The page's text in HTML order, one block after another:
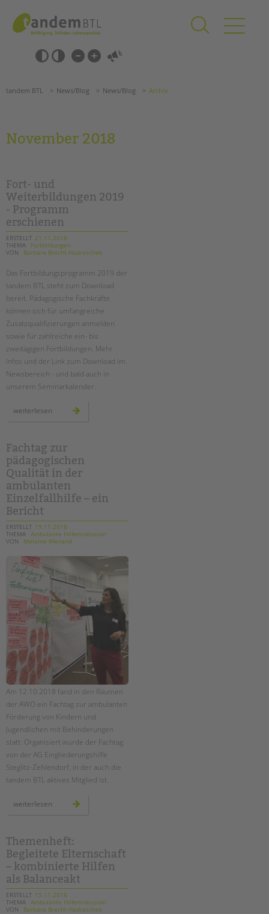
springen
Barrierefrei-
Einstellungen
überspringen
überspringen
Förderzentren
Kollegs
EFöB
Schulbezogene Sozialarbeit
Tagesgruppen
EINGLIEDERUNGSHILFE
BETREUTES WOHNEN
TANDEM BTL AKADEMIE
Zertfikatskurse
Seminarkalender
PROFIL | LEITBILD
Bereiche im Überblick
Kinder- und Jugendschutz
Unsere Videos
Gesellschafter VdK
schoolcoach BTL
tandem international
KARRIERE
Stellenangebote
tandem als Arbeitgeberin
NEWS/BLOG
unkuerzbar
Briefe an Kai
PRESSE
KONTAKT
Impressum
Datenschutz
Hinweisgebersystem
Suchen
tandem BTL News/Blog News/Blog Archiv
November 2018
Fort- und
Weiterbildungen 2019
- Programm
erschienen
ERSTELLT 21.11.2018
THEMA
Fortbildungen
VON
Barbara Brecht-Hadraschek
Das Fortbildungsprogramm 2019 der
tandem BTL steht zum Download
bereit. Pädagogische Fachkräfte
können sich für umfangreiche
Zusatzqualifizierungen anmelden
sowie für zahlreiche ein- bis
zweitägigen Fortbildungen. Mehr
Infos und der Link zum Download im
Newsbereich - und bald auch in
unserem Seminarkalender.
weiterlesen
programm
erschienen
Fachtag zur
pädagogischen
Qualität in der
ambulanten
Einzelfallhilfe – ein
Bericht
ERSTELLT 19.11.2018
THEMA Ambulante HilfenInklusion
VON
Melanie Weiland
Am 12.10.2018 fand in den Räumen
der AWO ein Fachtag zur ambulanten
Förderung von Kindern und
Jugendlichen mit Behinderungen
statt. Organisiert wurde der Fachtag
von der AG Eingliederungshilfe
Steglitz-Zehlendorf, in der auch die
tandem BTL aktives Mitglied ist.
weiterlesen fachtag
der
ambulanten
einzelfallhilfe
–
ein
bericht
Themenheft:
Begleitete Elternschaft
– kombinierte Hilfen
als Balanceakt
ERSTELLT 15.11.2018
THEMA Ambulante HilfenInklusion
VON
Barbara Brecht-Hadraschek